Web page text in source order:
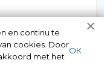
en continu te
cookies. Door
met het
ОК